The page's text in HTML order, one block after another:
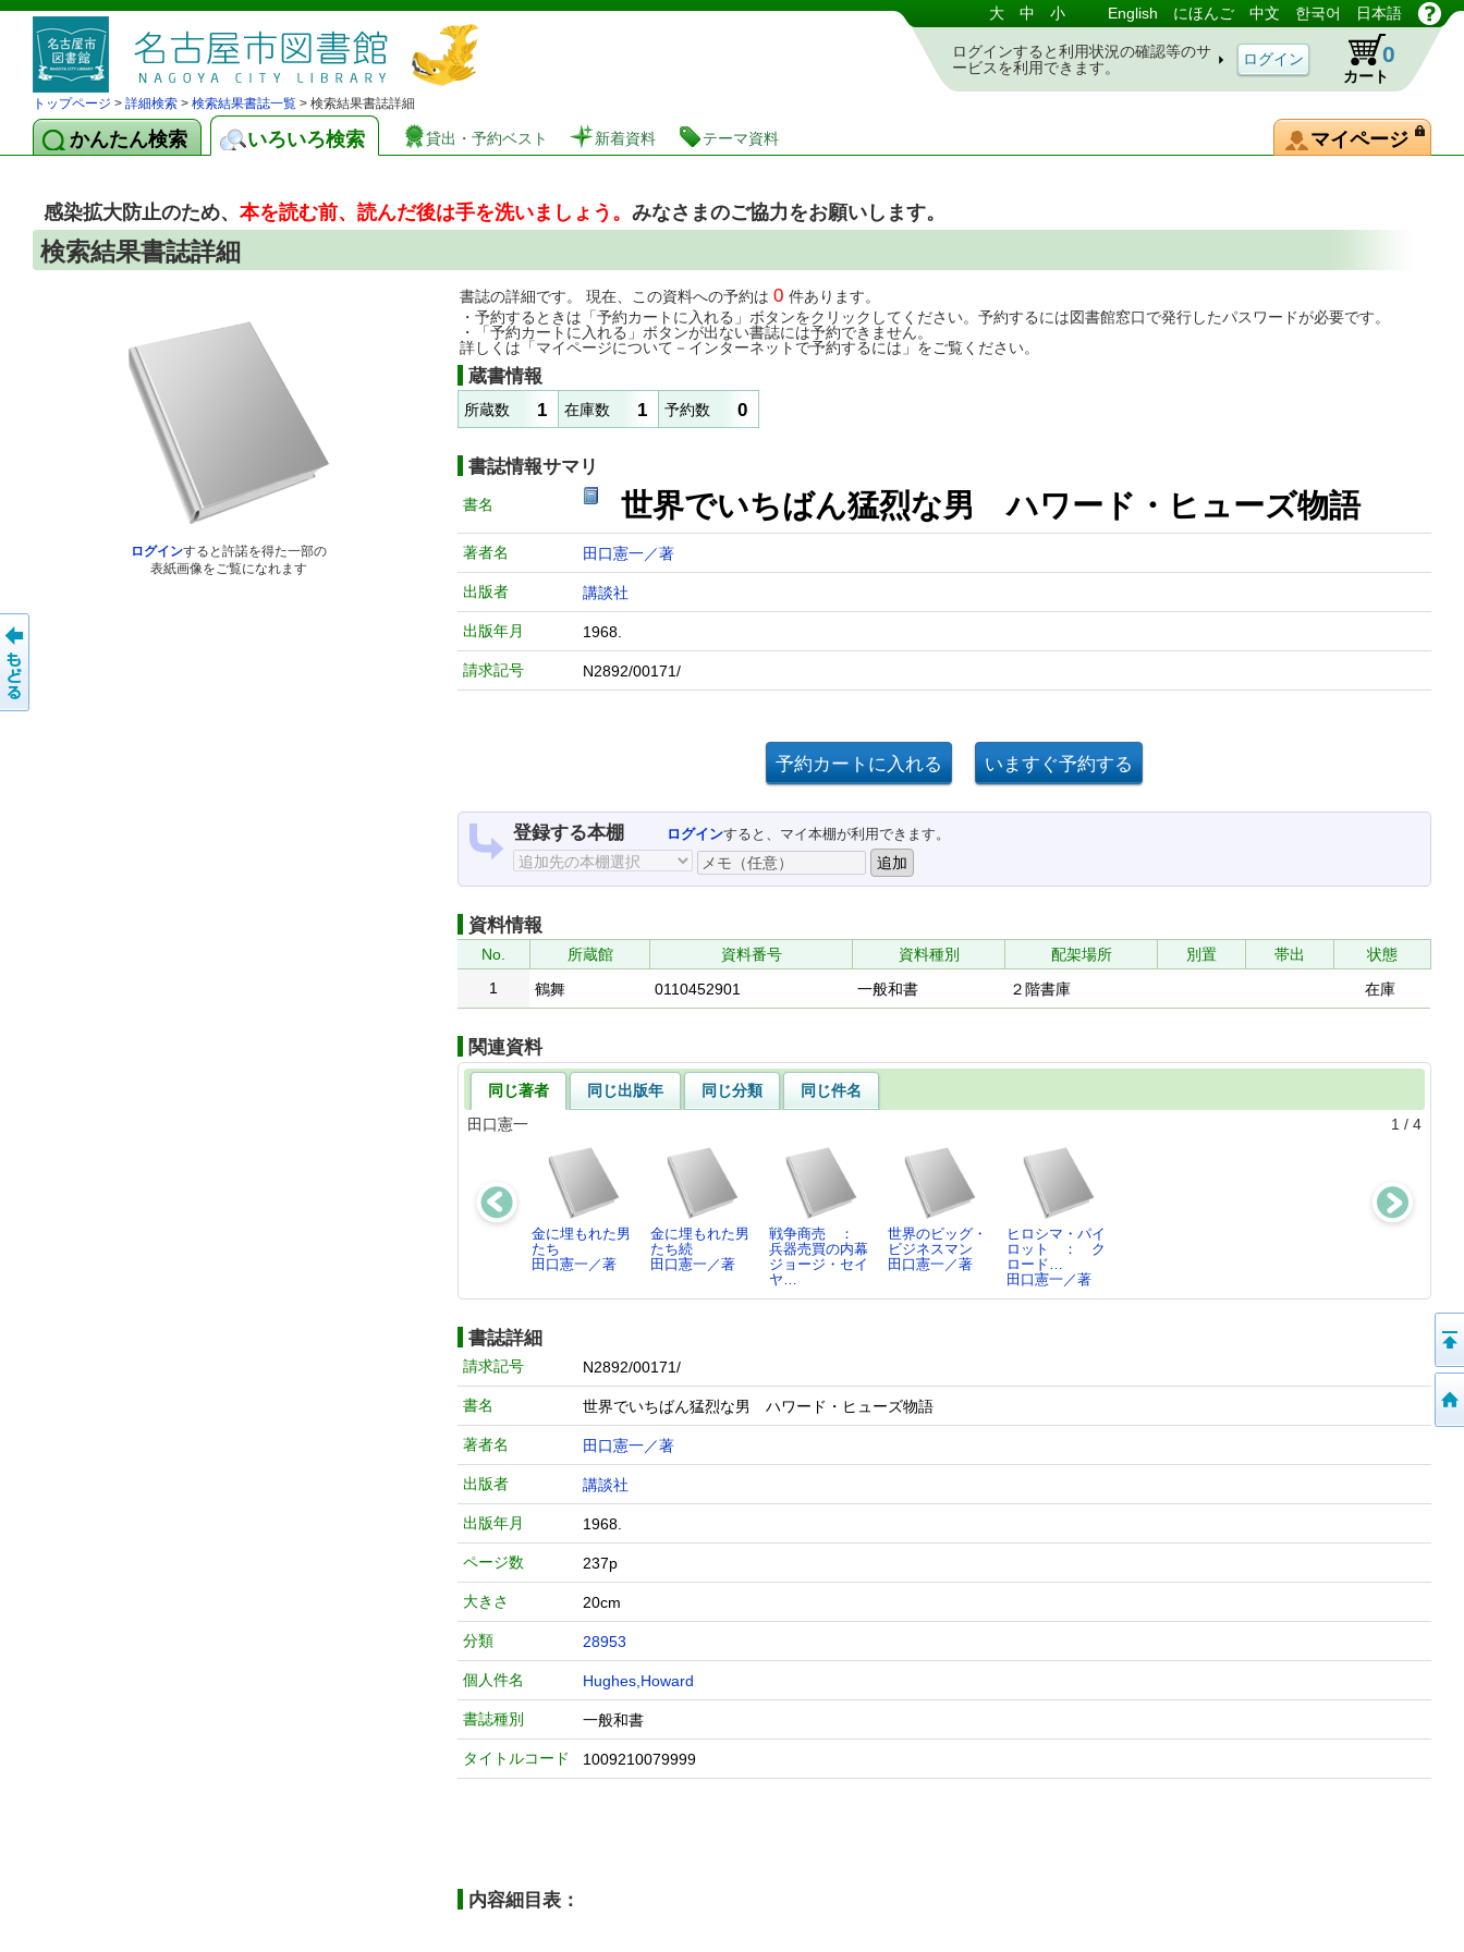
図書館 蔵書検索・予約システム 大 中 小 English にほんご 中文 한국어 日本語
ログインすると利用状況の確認等のサ
ービスを利用できます。
カート
0
トップページ > 詳細検索 > 検索結果書誌一覧 > 検索結果書誌詳細
かんたん検索 いろいろ検索 貸出・予約ベスト 新着資料 テーマ資料 マイページ
感染拡大防止のため、 本を読む前、読んだ後は手を洗いましょう。 みなさまのご協力をお願いします。
検索結果書誌詳細
ログインすると許諾を得た一部の
表紙画像をご覧になれます
書誌の詳細です。 現在、この資料への予約は 0 件あります。
・予約するときは「予約カートに入れる」ボタンをクリックしてください。予約するには図書館窓口で発行したパスワードが必要です。
・「予約カートに入れる」ボタンが出ない書誌には予約できません。
詳しくは「マイページについて－インターネットで予約するには」をご覧ください。
蔵書情報
所蔵数 1 在庫数 1 予約数 0
書誌情報サマリ
書名 世界でいちばん猛烈な男 ハワード・ヒューズ物語
著者名 田口憲一／著
出版者 講談社
出版年月 1968.
請求記号 N2892/00171/
登録する本棚 ログインすると、マイ本棚が利用できます。
資料情報
No. 所蔵館 資料番号 資料種別 配架場所 別置 帯出
状態
1
鶴舞 0110452901 一般和書 ２階書庫 在庫
関連資料
同じ著者 同じ出版年 同じ分類
同じ件名
田口憲一
1 / 4
金に埋もれた男
たち
田口憲一／著
金に埋もれた男
たち続
田口憲一／著
戦争商売 ：
兵器売買の内幕
ジョージ・セイ
ヤ…
世界のビッグ・
ビジネスマン
田口憲一／著
ヒロシマ・パイ
ロット ： ク
ロード…
田口憲一／著
書誌詳細
請求記号 N2892/00171/
書名 世界でいちばん猛烈な男 ハワード・ヒューズ物語
著者名 田口憲一／著
出版者 講談社
出版年月 1968.
ページ数 237p
大きさ 20cm
分類 28953
個人件名 Hughes,Howard
書誌種別 一般和書
タイトルコード 1009210079999
内容細目表：